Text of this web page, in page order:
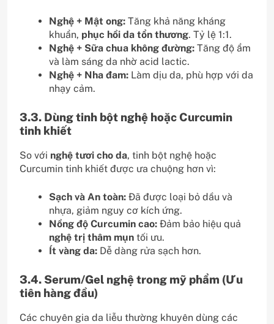
Nghệ + Mật ong: Tăng khả năng kháng
khuẩn, phục hồi da tổn thương. Tỷ lệ 1:1.
Nghệ + Sữa chua không đường: Tăng độ ẩm
và làm sáng da nhờ acid lactic.
Nghệ + Nha đam: Làm dịu da, phù hợp với da
nhạy cảm.
3.3. Dùng tinh bột nghệ hoặc Curcumin
tinh khiết
So với nghệ tươi cho da, tinh bột nghệ hoặc
Curcumin tinh khiết được ưa chuộng hơn vì:
Sạch và An toàn: Đã được loại bỏ dầu và
nhựa, giảm nguy cơ kích ứng.
Nồng độ Curcumin cao: Đảm bảo hiệu quả
nghệ trị thâm mụn tối ưu.
Ít vàng da: Dễ dàng rửa sạch hơn.
3.4. Serum/Gel nghệ trong mỹ phẩm (Ưu
tiên hàng đầu)
Các chuyên gia da liễu thường khuyên dùng các